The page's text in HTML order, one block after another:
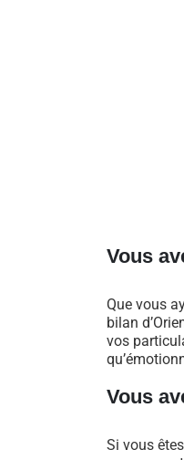
Vous
Que vous
bilan
vos
Vous
Si vous